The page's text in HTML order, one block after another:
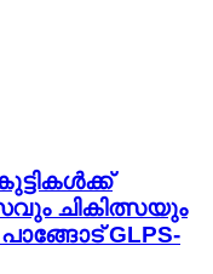
ചികിത്സയും
GLPS-